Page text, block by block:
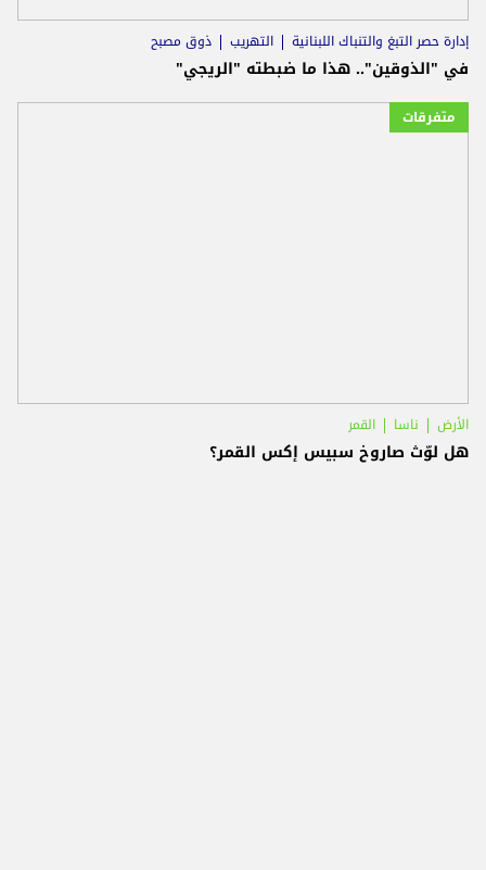
إدارة حصر التبغ والتنباك اللبنانية التهريب ذوق مصبح
في "الذوقين".. هذا ما ضبطته "الريجي"
متفرقات
الأرض ناسا القمر
هل لوّث صاروخ سبيس إكس القمر؟